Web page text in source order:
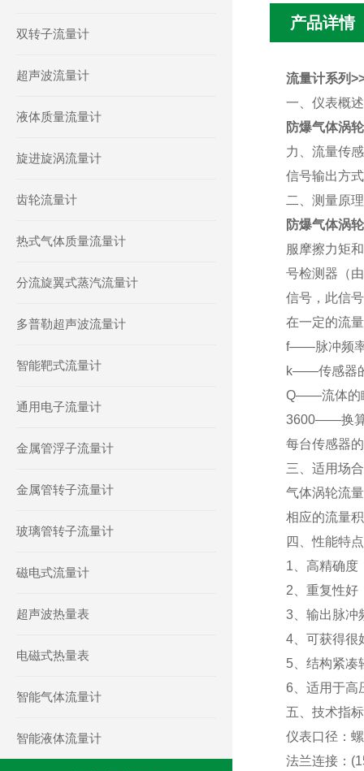
双转子流量计
超声波流量计
液体质量流量计
旋进旋涡流量计
齿轮流量计
热式气体质量流量计
分流旋翼式蒸汽流量计
多普勒超声波流量计
智能靶式流量计
通用电子流量计
金属管浮子流量计
金属管转子流量计
玻璃管转子流量计
磁电式流量计
超声波热量表
电磁式热量表
智能气体流量计
智能液体流量计
产品详情
流量计系列
一、仪表概
防爆气体涡
力、流量传
信号输出方
二、测量原
防爆气体涡
服摩擦力矩
号检测器（
信号，此信
在一定的流
f——脉冲频
k——传感器
Q——流体的
3600——换
每台传感器
三、适用场
气体涡轮流
相应的流量
四、性能特
1、高精确度
2、重复性好
3、输出脉冲
4、可获得很
5、结构紧凑
6、适用于高
五、技术指
仪表口径：
法兰连接：